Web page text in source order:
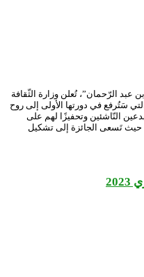
عبد الرّحمان”، تُعلن وزارة الثّقافة
سَتُرفع في دورتها الأولى إلى روح
النّاشئين وتحفيزًا لهم على
حيث تَسعى الجائزة إلى تشكيل